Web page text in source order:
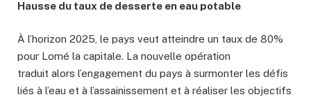
Hausse du taux de desserte en eau potable
À l’horizon 2025, le pays veut atteindre un taux de 80%
pour Lomé la capitale. La nouvelle opération
traduit alors l’engagement du pays à surmonter les défis
liés à l’eau et à l’assainissement et à réaliser les objectifs